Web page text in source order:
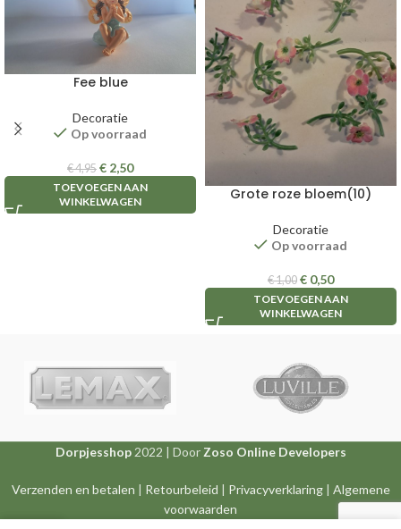
Fee blue
Decoratie
Op voorraad
€4,95 € 2,50
TOEVOEGEN AAN
WINKELWAGEN
Grote roze bloem(10)
Decoratie
Op voorraad
€1,00 € 0,50
TOEVOEGEN AAN
WINKELWAGEN
Dorpjesshop 2022 | Door Zoso Online Developers
Verzenden en betalen | Retourbeleid | Privacyverklaring| Algemene
voorwaarden